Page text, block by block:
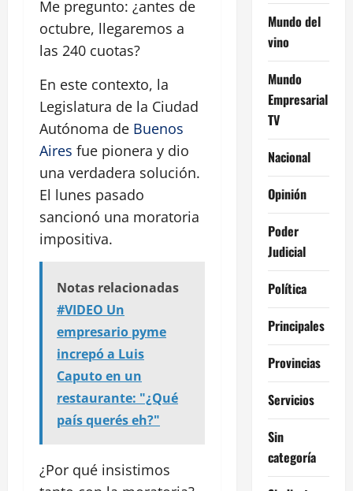
Me pregunto: ¿antes de
octubre, llegaremos a
las 240 cuotas?
En este contexto, la
Legislatura de la Ciudad
Autónoma de Buenos
Aires fue pionera y dio
una verdadera solución.
El lunes pasado
sancionó una moratoria
impositiva.
Notas relacionadas
#VIDEO Un
empresario pyme
increpó a Luis
Caputo en un
restaurante: "¿Qué
país querés eh?"
¿Por qué insistimos
Mundo del
vino
Mundo
Empresarial
TV
Nacional
Opinión
Poder
Judicial
Política
Principales
Provincias
Servicios
Sin
categoría